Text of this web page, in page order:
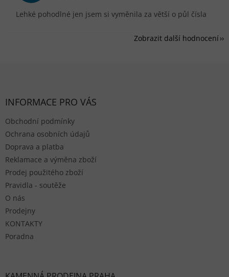
Lehké pohodlné jen jsem si vyměnila za větší o půl čísla
Zobrazit další hodnocení
INFORMACE PRO VÁS
Obchodní podmínky
Ochrana osobních údajů
Doprava a platba
Reklamace a výměna zboží
Prodej použitého zboží
Pravidla - soutěže
O nás
Prodejny
KONTAKTY
Poradna